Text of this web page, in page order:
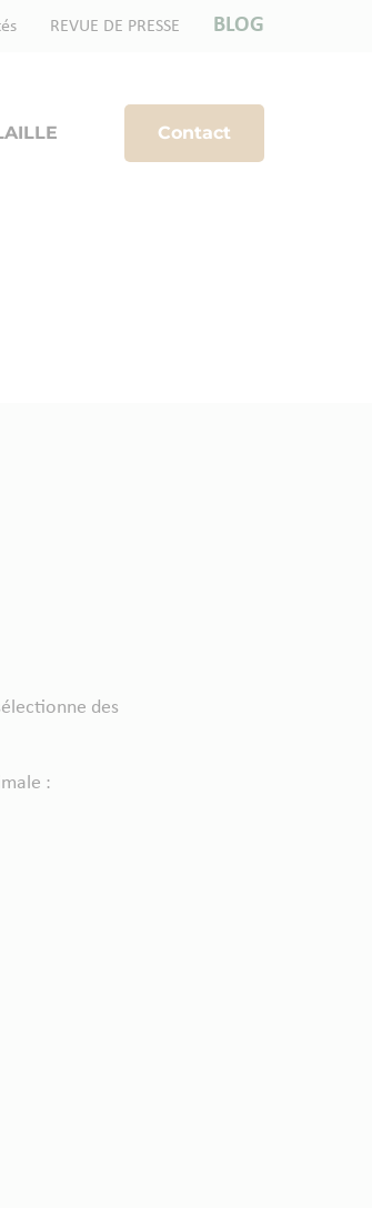
REVUE DE PRESSE BLOG
Contact
des
: